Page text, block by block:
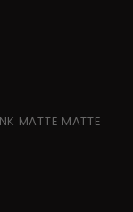
MATTE MATTE